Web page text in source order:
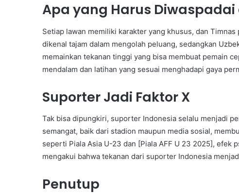
Apa yang Harus Diwaspadai
Setiap lawan memiliki karakter yang khusus, dan
dikenal tajam dalam mengolah peluang, sedangkan
memainkan tekanan tinggi yang bisa membuat pemain
mendalam dan latihan yang sesuai menghadapi gaya
Suporter Jadi Faktor X
Tak bisa dipungkiri, suporter Indonesia selalu menjadi
semangat, baik dari stadion maupun media sosial,
seperti Piala Asia U-23 dan [Piala AFF U 23 2025], efek
mengakui bahwa tekanan dari suporter Indonesia
Penutup